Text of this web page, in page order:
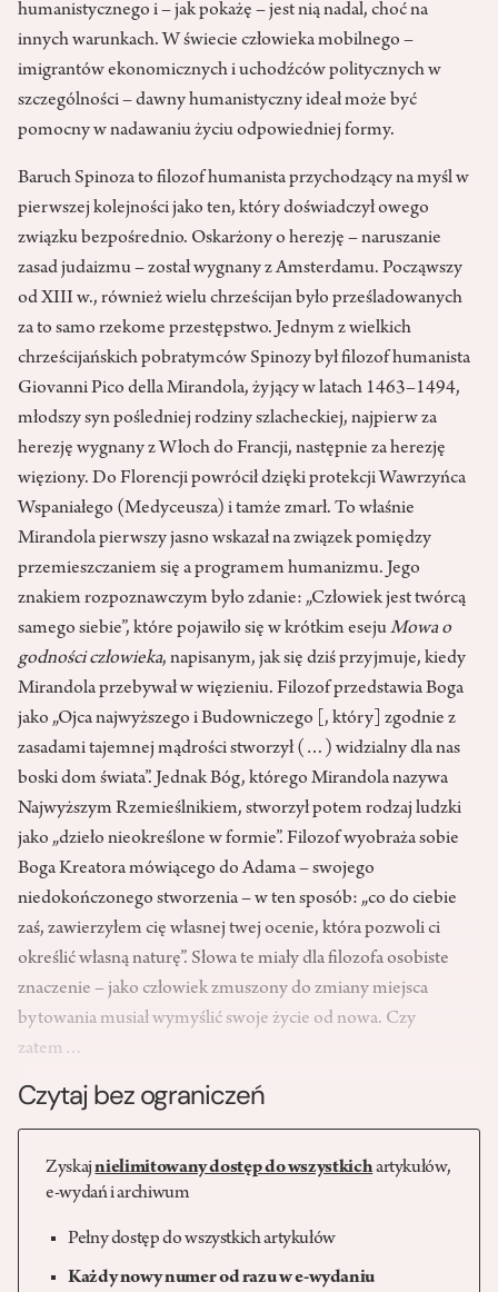
humanistycznego i – jak pokażę – jest nią nadal, choć na
innych warunkach. W świecie człowieka mobilnego –
imigrantów ekonomicznych i uchodźców politycznych w
szczególności – dawny humanistyczny ideał może być
pomocny w nadawaniu życiu odpowiedniej formy.
Baruch Spinoza to filozof humanista przychodzący na myśl w
pierwszej kolejności jako ten, który doświadczył owego
związku bezpośrednio. Oskarżony o herezję – naruszanie
zasad judaizmu – został wygnany z Amsterdamu. Począwszy
od XIII w., również wielu chrześcijan było prześladowanych
za to samo rzekome przestępstwo. Jednym z wielkich
chrześcijańskich pobratymców Spinozy był filozof humanista
Giovanni Pico della Mirandola, żyjący w latach 1463–1494,
młodszy syn pośledniej rodziny szlacheckiej, najpierw za
herezję wygnany z Włoch do Francji, następnie za herezję
więziony. Do Florencji powrócił dzięki protekcji Wawrzyńca
Wspaniałego (Medyceusza) i tamże zmarł. To właśnie
Mirandola pierwszy jasno wskazał na związek pomiędzy
przemieszczaniem się a programem humanizmu. Jego
znakiem rozpoznawczym było zdanie: „Człowiek jest twórcą
samego siebie”, które pojawiło się w krótkim esejuMowa o
godności człowieka, napisanym, jak się dziś przyjmuje, kiedy
Mirandola przebywał w więzieniu. Filozof przedstawia Boga
jako „Ojca najwyższego i Budowniczego [, który] zgodnie z
zasadami tajemnej mądrości stworzył (…) widzialny dla nas
boski dom świata”. Jednak Bóg, którego Mirandola nazywa
Najwyższym Rzemieślnikiem, stworzył potem rodzaj ludzki
jako „dzieło nieokreślone w formie”. Filozof wyobraża sobie
Boga Kreatora mówiącego do Adama – swojego
niedokończonego stworzenia – w ten sposób: „co do ciebie
zaś, zawierzyłem cię własnej twej ocenie, która pozwoli ci
określić własną naturę”. Słowa te miały dla filozofa osobiste
znaczenie – jako człowiek zmuszony do zmiany miejsca
bytowania musiał wymyślić swoje życie od nowa. Czy
zatem…
Czytaj bez ograniczeń
Zyskajnielimitowany dostęp do wszystkichartykułów,
e-wydań i archiwum
Pełny dostęp do wszystkich artykułów
Każdy nowy numer od razu w e-wydaniu